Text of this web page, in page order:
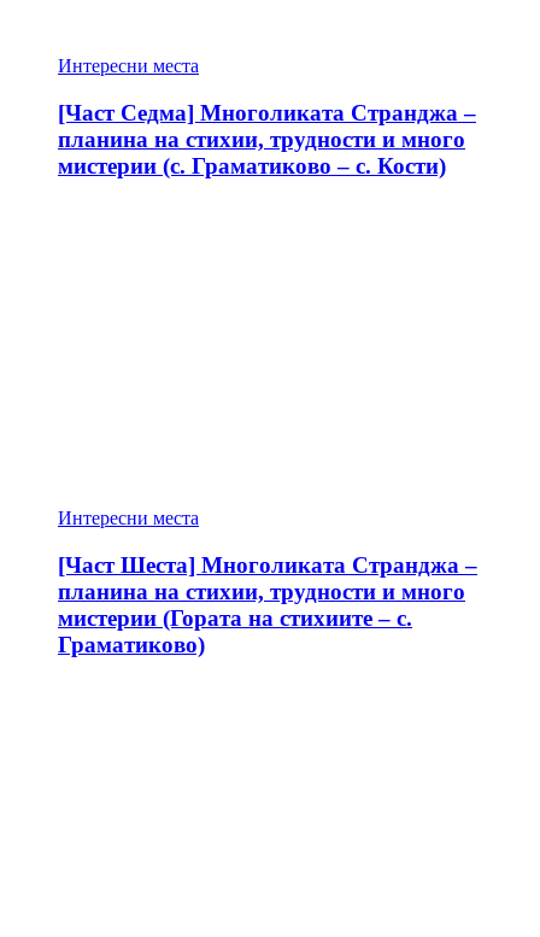
Интересни места
[Част Седма] Многоликата Странджа –
планина на стихии, трудности и много
мистерии (с. Граматиково – с. Кости)
Интересни места
[Част Шеста] Многоликата Странджа –
планина на стихии, трудности и много
мистерии (Гората на стихиите – с.
Граматиково)